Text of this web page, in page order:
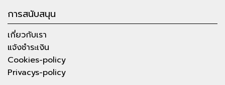
การสนับสนุน
เกี่ยวกับเรา
แจ้งชำระเงิน
Cookies-policy
Privacys-policy